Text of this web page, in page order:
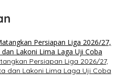
Persiapan Liga 2026/27,
dan Lakoni Lima Laga Uji Coba